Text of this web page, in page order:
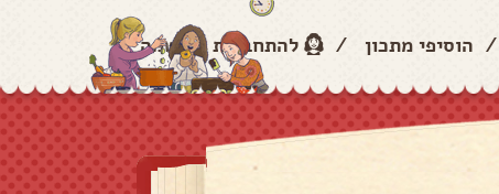
/ הוסיפי מתכון / להתחברות והרשמה